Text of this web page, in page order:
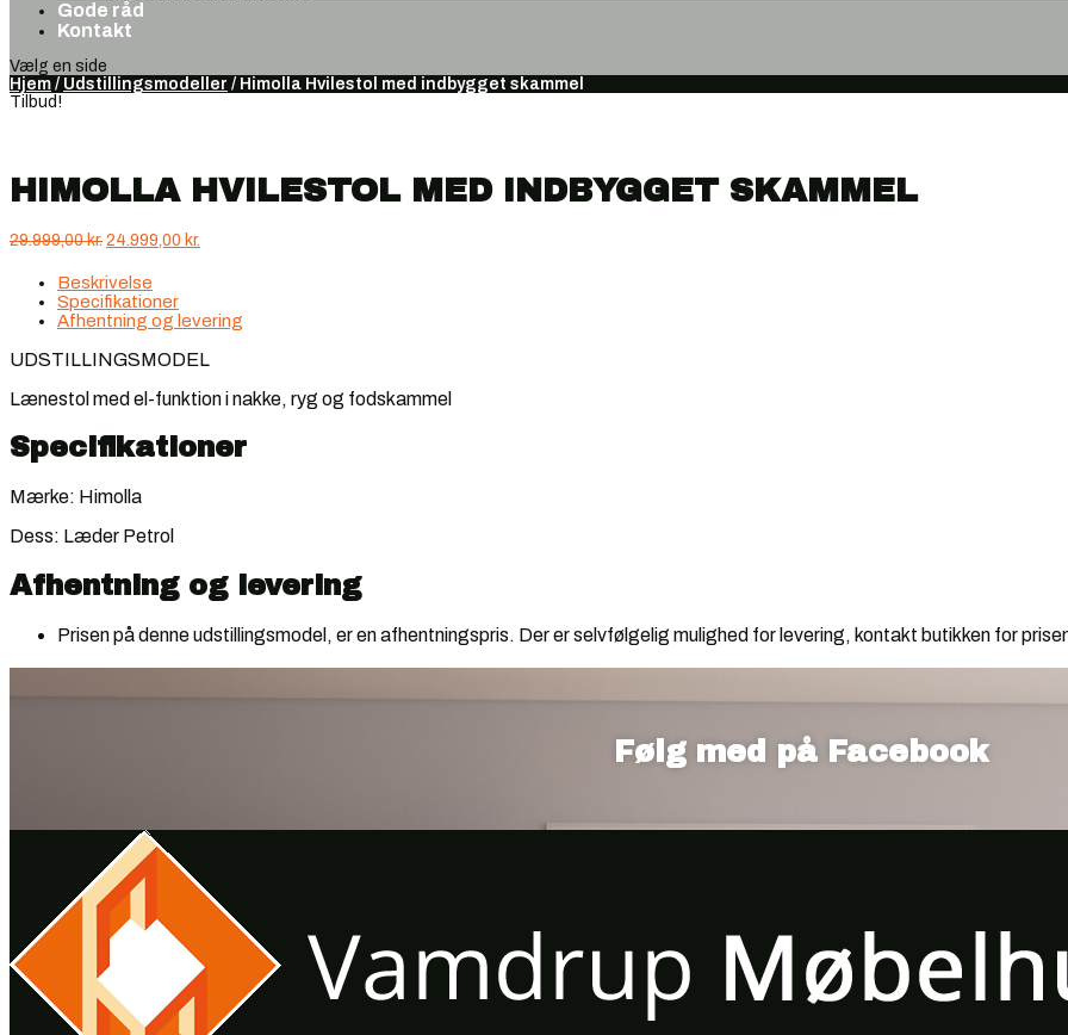
Gode råd
Kontakt
Vælg en side
Hjem / Udstillingsmodeller / Himolla Hvilestol med indbygget skammel
Tilbud!
HIMOLLA HVILESTOL MED INDBYGGET SKAMMEL
29.999,00kr. Den
pris
var:
29.999,00 kr..
24.999,00 kr.
24.999,00 kr..
Beskrivelse
Specifikationer
Afhentning og levering
UDSTILLINGSMODEL
Lænestol med el-funktion i nakke, ryg og fodskammel
Specifikationer
Mærke: Himolla
Dess: Læder Petrol
Afhentning og levering
Prisen på denne udstillingsmodel, er en afhentningspris. Der er selvfølgelig mulighed for levering, kontakt butikken for
Følg med på Facebook